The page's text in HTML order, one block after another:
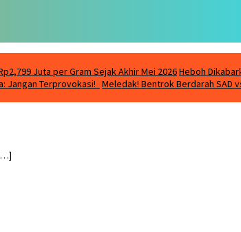
Juta per Gram Sejak Akhir Mei 2026Heboh
Jangan Terprovokasi! Meledak! Bentrok Berdarah SAD